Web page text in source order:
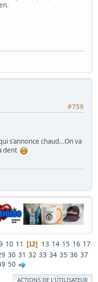
#759
s'annonce chaud...On va
dent
10 11 12 13 14 15 16 17
30 31 32 33 34 35 36 37
50
ACTIONS DE L'UTILISATEUR